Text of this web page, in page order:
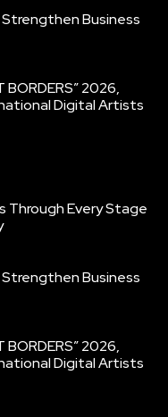
Business
2026,
Digital Artists
Through Every Stage
Business
2026,
Digital Artists